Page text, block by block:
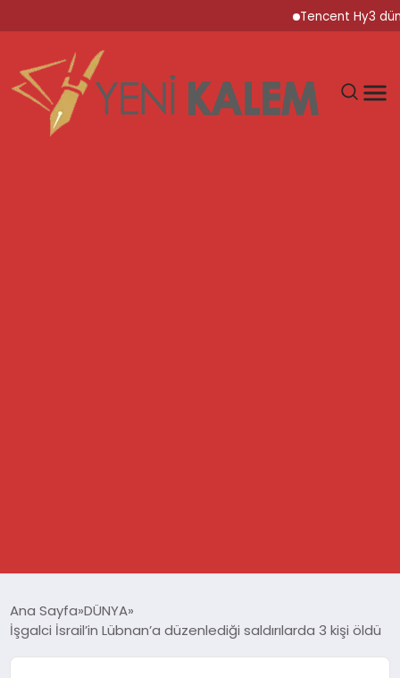
Tencent Hy3 dünya
SPOR
Ana Sayfa DÜNYA
İşgalci İsrail’in Lübnan’a düzenlediği saldırılarda 3 kişi öldü